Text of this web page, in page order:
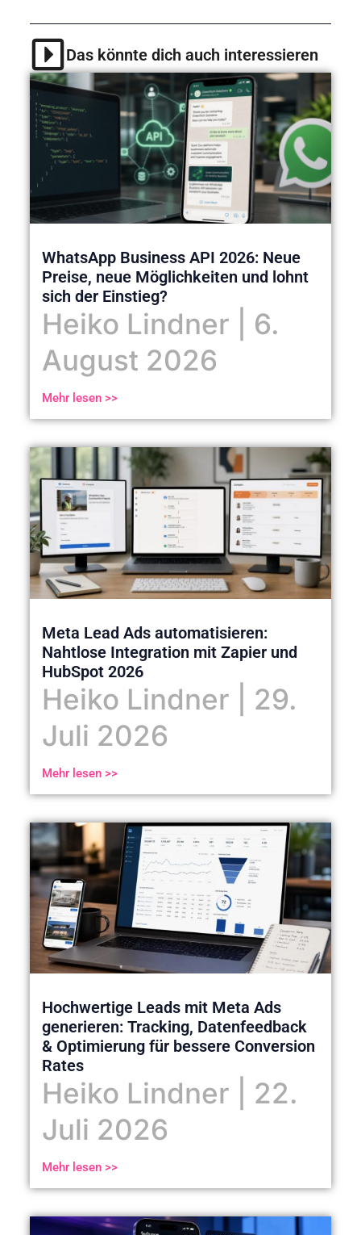
Das könnte dich auch interessieren
WhatsApp Business API 2026: Neue
Preise, neue Möglichkeiten und lohnt
sich der Einstieg?
Heiko Lindner
6.
August 2026
Mehr lesen >>
Meta Lead Ads automatisieren:
Nahtlose Integration mit Zapier und
HubSpot 2026
Heiko Lindner
29.
Juli 2026
Mehr lesen >>
Hochwertige Leads mit Meta Ads
generieren: Tracking, Datenfeedback
& Optimierung für bessere Conversion
Rates
Heiko Lindner
22.
Juli 2026
Mehr lesen >>